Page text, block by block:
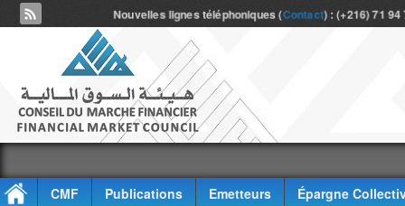
Nouvelles lignes téléphoniques (Contact) : (+216) 71
CMF Publications Emetteurs
Épargne